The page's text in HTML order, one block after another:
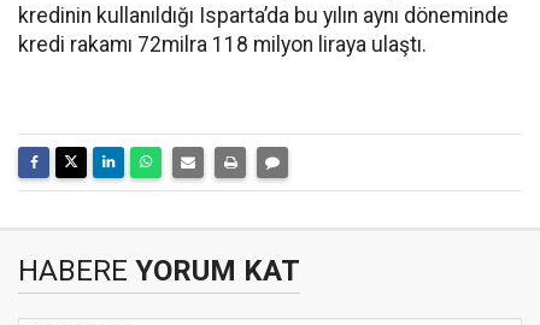
kredinin kullanıldığı Isparta’da bu yılın aynı döneminde
kredi rakamı 72milra 118 milyon liraya ulaştı.
HABERE YORUM KAT